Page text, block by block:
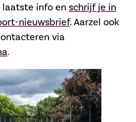
info en schrijf je in
nieuwsbrief. Aarzel ook
via
.